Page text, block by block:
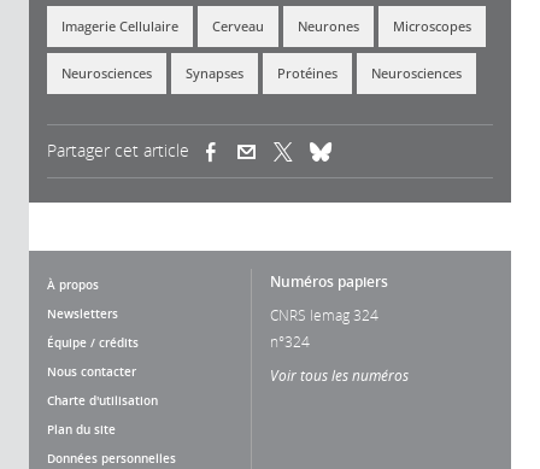
Imagerie Cellulaire Cerveau Neurones Microscopes
Neurosciences Synapses Protéines Neurosciences
Partager cet article (link is external)(link is external)
À propos
Newsletters
Équipe / crédits
Nous contacter
Charte d'utilisation
Plan du site
Données personnelles
Numéros papiers
CNRS lemag 324
n°324
Voir tous les numéros